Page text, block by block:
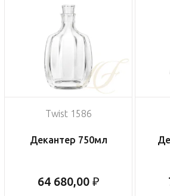
Twist 1586
Декантер 750мл
64 680,00 ₽